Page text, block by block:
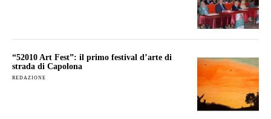
“52010 Art Fest”: il primo festival d’arte di
strada di Capolona
REDAZIONE